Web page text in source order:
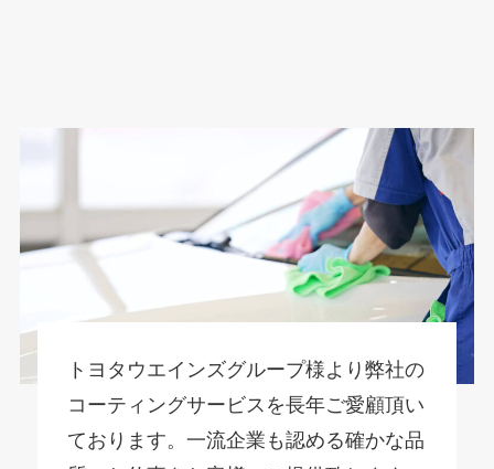
トヨタウエインズグループ様より弊社の
コーティングサービスを長年ご愛顧頂い
ております。一流企業も認める確かな品